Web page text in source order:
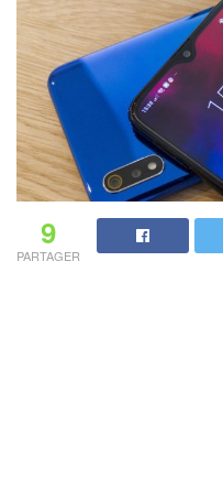
9
PARTAGER